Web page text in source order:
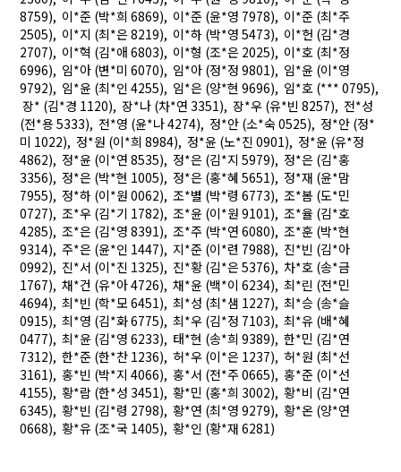
8759), 이*준 (박*희 6869), 이*준 (윤*영 7978), 이*준 (최*주
2505), 이*지 (최*은 8219), 이*하 (박*영 5473), 이*헌 (김*경
2707), 이*혁 (김*애 6803), 이*형 (조*은 2025), 이*호 (최*정
6996), 임*아 (변*미 6070), 임*아 (정*정 9801), 임*윤 (이*영
9792), 임*윤 (최*인 4255), 임*은 (양*현 9696), 임*호 (*** 0795),
장* (김*경 1120), 장*나 (차*연 3351), 장*우 (유*빈 8257), 전*성
(전*용 5333), 전*영 (윤*나 4274), 정*안 (소*숙 0525), 정*안 (정*
미 1022), 정*원 (이*희 8984), 정*윤 (노*진 0901), 정*윤 (유*정
4862), 정*윤 (이*연 8535), 정*은 (김*지 5979), 정*은 (김*홍
3356), 정*은 (박*현 1005), 정*은 (홍*혜 5651), 정*재 (윤*맘
7955), 정*하 (이*원 0062), 조*별 (박*령 6773), 조*봄 (도*민
0727), 조*우 (김*기 1782), 조*윤 (이*원 9101), 조*율 (김*호
4285), 조*은 (김*영 8391), 조*주 (박*연 6080), 조*훈 (박*현
9314), 주*은 (윤*인 1447), 지*준 (이*련 7988), 진*빈 (김*아
0992), 진*서 (이*진 1325), 진*황 (김*은 5376), 차*호 (송*금
1767), 채*건 (유*아 4726), 채*윤 (백*이 6234), 최*린 (전*민
4694), 최*빈 (학*모 6451), 최*성 (최*샘 1227), 최*승 (송*슬
0915), 최*영 (김*화 6775), 최*우 (김*정 7103), 최*유 (배*혜
0477), 최*윤 (김*영 6233), 태*현 (송*희 9389), 한*민 (김*연
7312), 한*준 (한*찬 1236), 허*우 (이*은 1237), 허*원 (최*선
3161), 홍*빈 (박*지 4066), 홍*서 (전*주 0665), 홍*준 (이*선
4155), 황*람 (한*성 3451), 황*민 (홍*희 3002), 황*비 (김*연
6345), 황*빈 (김*령 2798), 황*연 (최*영 9279), 황*온 (양*연
0668), 황*유 (조*국 1405), 황*인 (황*재 6281)